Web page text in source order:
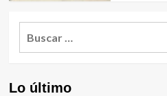
Lo último